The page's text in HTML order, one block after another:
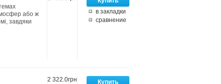
в закладки
сравнение
або ж
завдяки
2 322.0грн